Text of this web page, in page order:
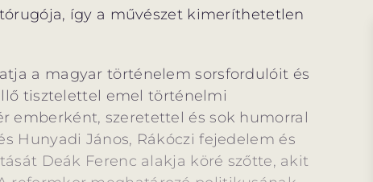
így a művészet kimeríthetetlen
a magyar történelem sorsfordulóit és
tisztelettel emel történelmi
emberként, szeretettel és sok humorral
Hunyadi János, Rákóczi fejedelem és
Deák Ferenc alakja köré szőtte, akit